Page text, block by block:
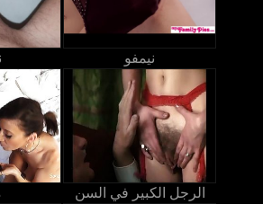
نيمفو
الرجل الكبير في السن